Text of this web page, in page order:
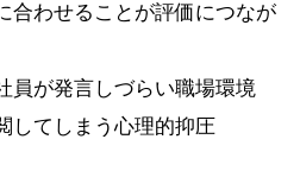
合わせることが評価につなが
員が発言しづらい職場環境
してしまう心理的抑圧